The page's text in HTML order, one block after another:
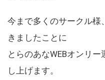
今まで多くのサークル様
きましたことに
とらのあなWEBオンリ
し上げます。